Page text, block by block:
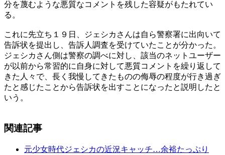
分を蔑むような悪質なコメントを残した容疑がもたれてい
る。
これに先立ち１９日、ジェシカさんは自ら警察署に出向いて
告訴状を提出し、告訴人調査を受けていたことが分かった。
ジェシカさん側は警察の調べに対し、該当のネットユーザー
が以前から常習的に自身に対して悪質コメントを繰り返して
きた人々で、長く我慢してきたものの侮辱の程度が行き過ぎ
たと感じたことから告訴状を出すことになったと説明したと
いう。
関連記事
元少女時代ジェシカの近況キャッチ…余裕たっぷり